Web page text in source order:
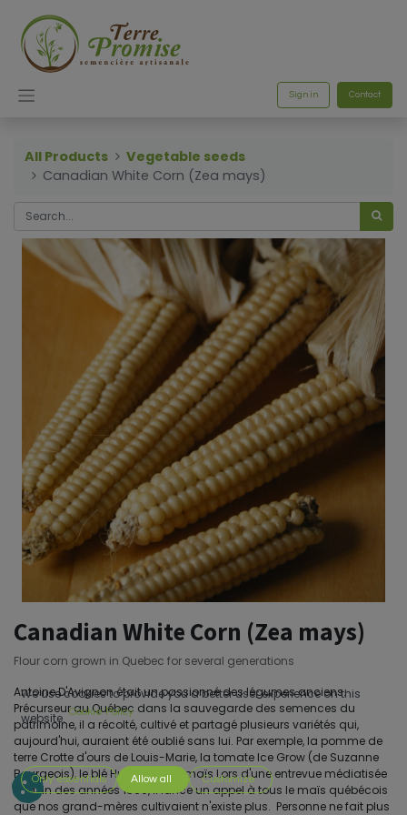
Sign in Contact
All Products
Vegetable seeds
Canadian White Corn (Zea mays)
Canadian White Corn (Zea mays)
Flour corn grown in Quebec for several generations
Antoine D'Avignon était un passionné des légumes anciens.
Précurseur au Québec dans la sauvegarde des semences du
patrimoine, il a récolté, cultivé et partagé plusieurs variétés qui,
aujourd'hui, auraient été oublié sans lui. Par exemple, la pomme de
terre Crotte d'ours de Louis-Marie, la tomate Ice Grow (de Suzanne
Bourgeois), le blé Huron, et... ce maïs.Lors d'une entrevue médiatisée
à la fin des années 1990, il lance un appel à tous le maïs québécois
que nos grand-mères cultivaient n'existe plus. Personne ne fait plus
We use cookies to provide you a better user experience on this
website. Cookie Policy
Only essentials Allow all Customize